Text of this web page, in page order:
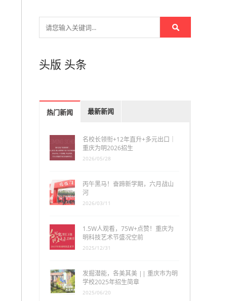
头版 头条
热门新闻 最新新闻
名校长领衔+12年直升+多元出口｜
重庆为明2026招生
2026/05/28
丙午黑马！奋蹄新学期，六月战山
河
2026/03/11
1.5W人观看，75W+点赞！重庆为
明科技艺术节盛况空前
2025/12/31
发掘潜能，各美其美 || 重庆市为明
学校2025年招生简章
2025/06/20